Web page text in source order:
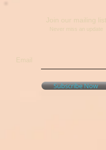
Join our mailing list
Never miss an update
Email
Subscribe Now